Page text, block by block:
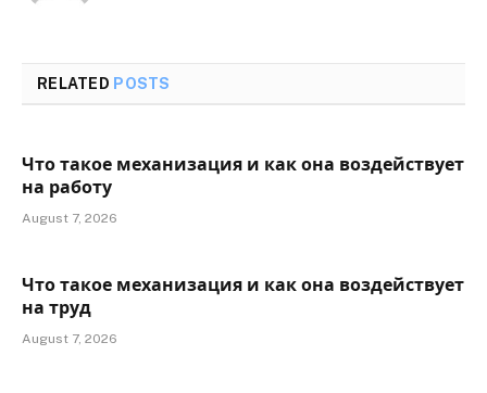
RELATED POSTS
Что такое механизация и как она воздействует
на работу
August 7, 2026
Что такое механизация и как она воздействует
на труд
August 7, 2026